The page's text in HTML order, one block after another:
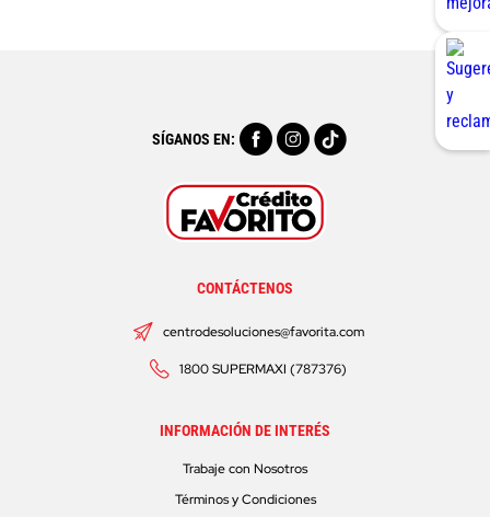
SÍGANOS EN:
CONTÁCTENOS
centrodesoluciones@favorita.com
1800 SUPERMAXI (787376)
INFORMACIÓN DE INTERÉS
Trabaje con Nosotros
Términos y Condiciones